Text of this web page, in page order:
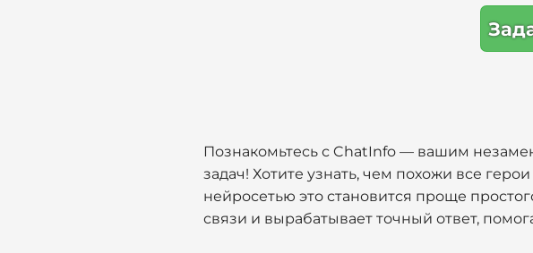
Познакомьтесь с ChatInfo — вашим
задач! Хотите узнать, чем похожи все
нейросетью это становится проще
связи и вырабатывает точный ответ,